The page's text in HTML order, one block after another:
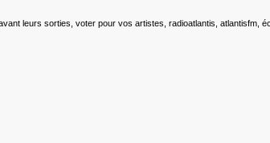
leurs sorties, voter pour vos artistes, radioatlantis, atlantisfm,